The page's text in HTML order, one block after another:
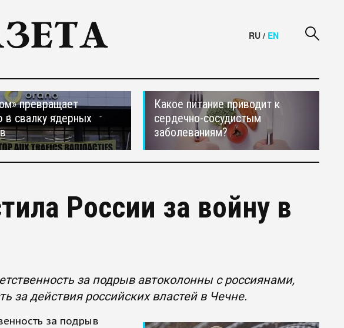
RU / EN
превращает
в свалку ядерных
Какое питание приводит к
сердечно-сосудистым
заболеваниям?
России за войну в
за подрыв автоколонны с россиянами,
за действия российских властей в Чечне.
за подрыв